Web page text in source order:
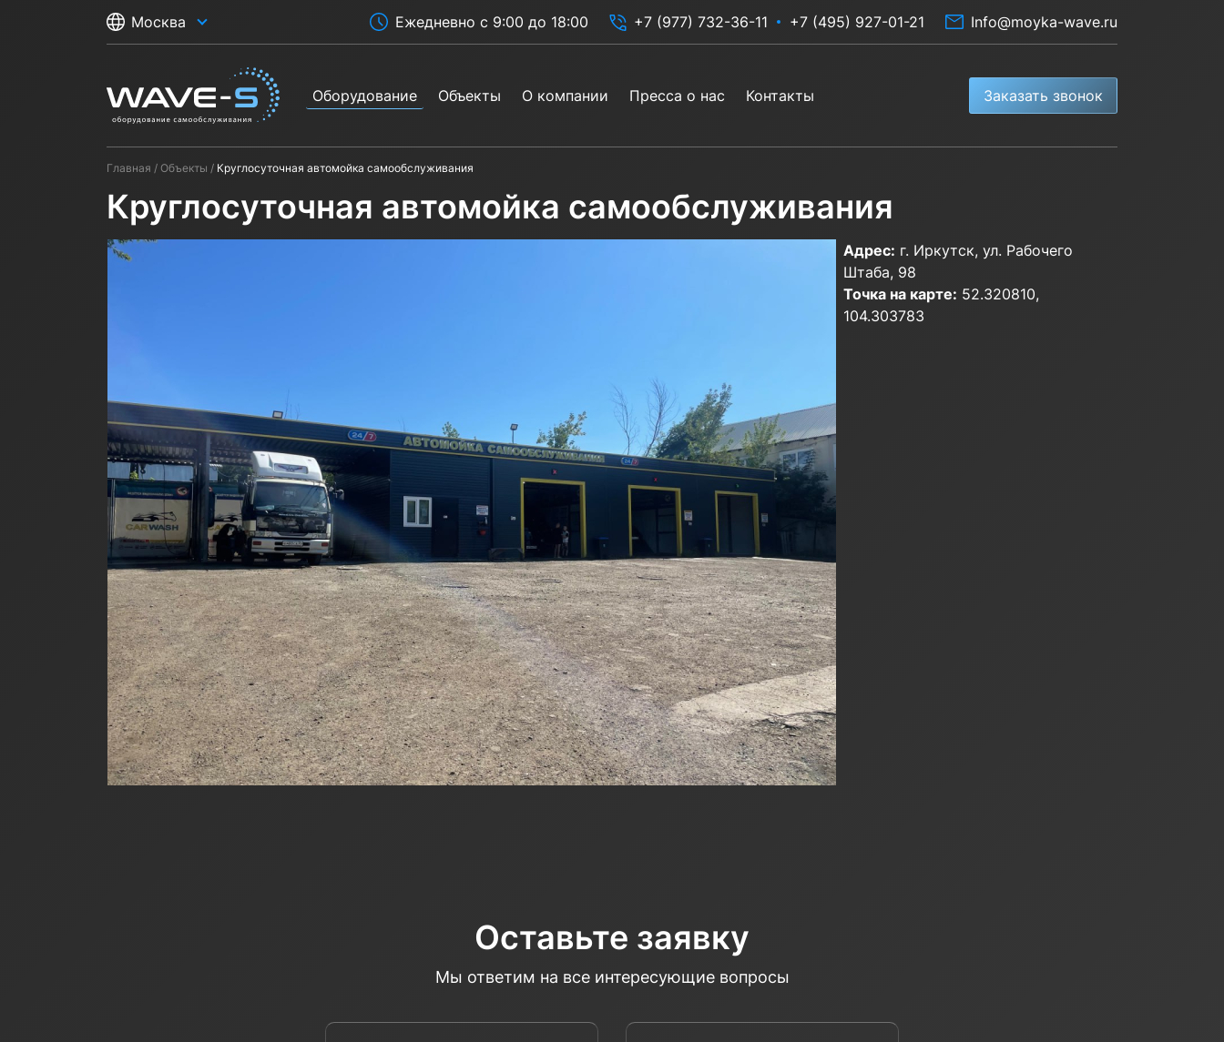
Москва Ежедневно с 9:00 до 18:00 +7 (977) 732-36-11 +7 (495) 927-01-21 Info@moyka-wave.ru
Оборудование Объекты О компании Пресса о нас Контакты Заказать звонок
Главная Объекты Круглосуточная автомойка самообслуживания
Круглосуточная автомойка самообслуживания
Адрес: г. Иркутск, ул. Рабочего
Штаба, 98
Точка на карте: 52.320810,
104.303783
Оставьте заявку
Мы ответим на все интересующие вопросы
Введите ваш телефон *